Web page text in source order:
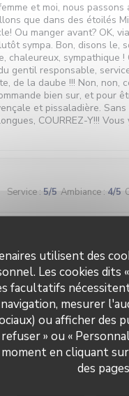
utilisent des
Les cookies
facultatifs
mesurer
ou afficher
» ou «
en cliquant
des
et moi, nous
que dans des étoilés
Ou manger avant? OK,
sympa. Bon, disons le,
chaleureux, sympathique
gentil responsable,
de la daube !!! Non, non,
bien sur, et pour
et pissaladière.
COURREZ-Y!!!
Service: 5/5 Ambiance: 4/5
Service:5/5 Ambiance: 5/5
Service:5 /5 Ambiance:5/5